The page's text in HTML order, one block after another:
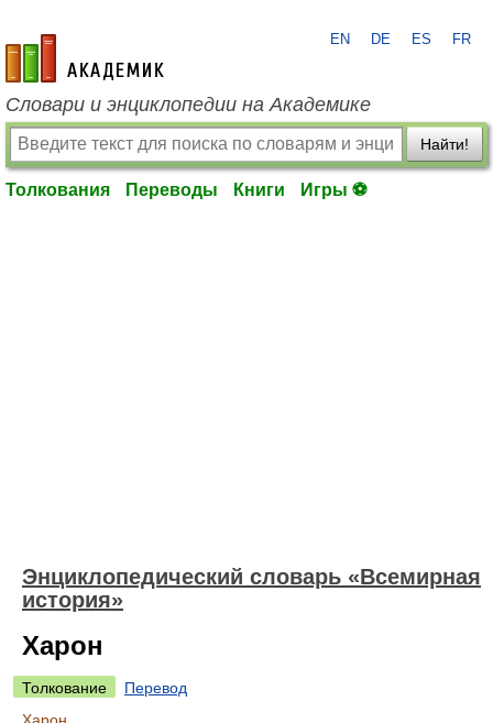
academic.ru
EN DE ES FR
Словари и энциклопедии на Академике
Найти!
Толкования Переводы Книги Игры ⚽
Энциклопедический словарь «Всемирная
история»
Харон
Толкование
Перевод